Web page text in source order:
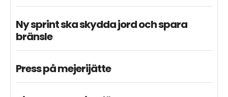
Ny sprint ska skydda jord och spara
bränsle
Press på mejerijätte